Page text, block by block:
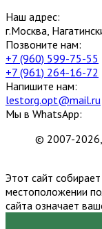
Наш адрес:
г.Москва,
Позвоните нам:
+7 (960) 599-75-55
+7 (961) 264-16-72
Напишите нам:
lestorg.opt@mail.ru
Мы в WhatsApp:
© 2007-2026,
Этот сайт
местоположении
сайта означает